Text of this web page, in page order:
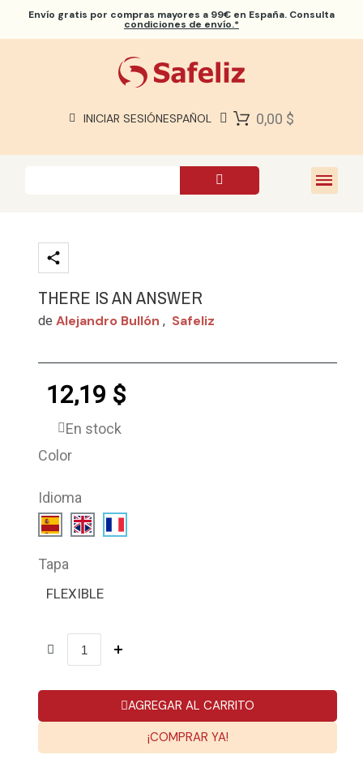
Envío gratis por compras mayores a 99€ en España. Consulta
condiciones de envío.*
INICIAR SESIÓNESPAÑOL 0,00 $
THERE IS AN ANSWER
deAlejandro Bullón , Safeliz
12,19 $
En stock
Color
Idioma
Tapa
FLEXIBLE
AGREGAR AL CARRITO
¡COMPRAR YA!